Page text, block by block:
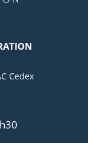
Cedex